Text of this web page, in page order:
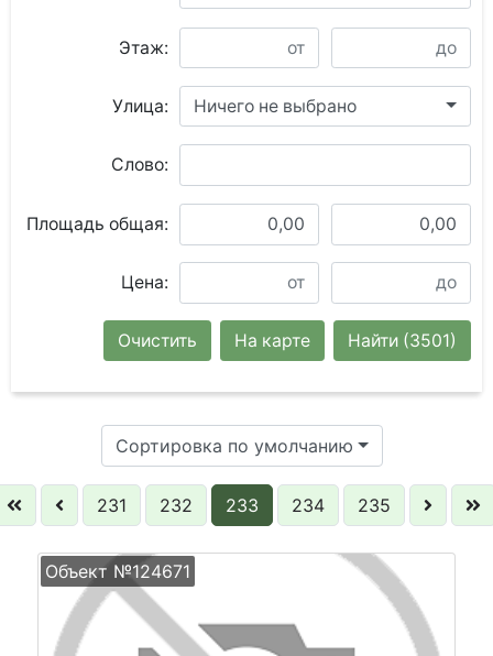
Этаж:
Улица: Ничего не выбрано
Слово:
Площадь общая:
Цена:
Найти (3501)
На карте
Очистить
Сортировка по умолчанию
231 232 233 234 235
Объект №124671